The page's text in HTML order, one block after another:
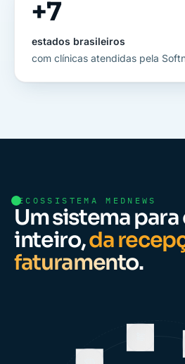
+7
estados brasileiros
com clínicas atendidas pela
ECOSSISTEMA MEDNEWS
Um sistema
inteiro,da
faturamento.